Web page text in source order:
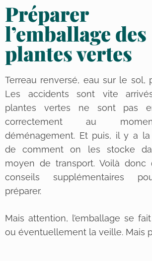
Préparer
l’emballage des
plantes vertes
Terreau renversé, eau sur le sol,
Les accidents sont vite
plantes vertes ne sont pas
correctement au
déménagement. Et puis, il y a la
de comment on les stocke
moyen de transport. Voilà donc
conseils supplémentaires
préparer.
Mais attention, l’emballage se
ou éventuellement la veille. Mais